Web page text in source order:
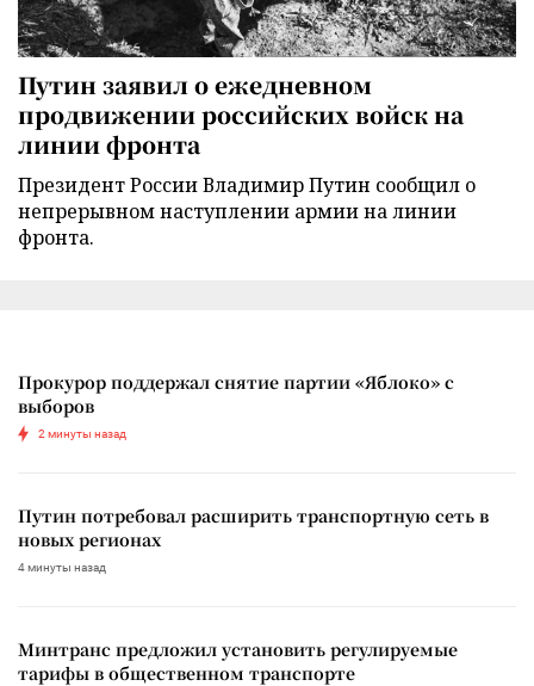
Путин заявил о ежедневном
продвижении российских войск на
линии фронта
Президент России Владимир Путин сообщил о
непрерывном наступлении армии на линии
фронта.
Прокурор поддержал снятие партии «Яблоко» с
выборов
2 минуты назад
Путин потребовал расширить транспортную сеть в
новых регионах
4 минуты назад
Минтранс предложил установить регулируемые
тарифы в общественном транспорте